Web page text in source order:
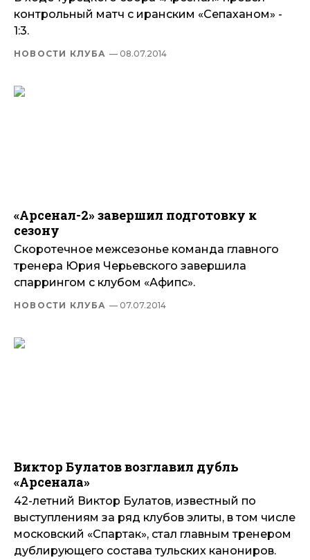
контрольный матч с иранским «Сепаханом» -
1:3.
НОВОСТИ КЛУБА — 08.07.2014
«Арсенал-2» завершил подготовку к
сезону
Скоротечное межсезонье команда главного
тренера Юрия Черьевского завершила
спаррингом с клубом «Афипс».
НОВОСТИ КЛУБА — 07.07.2014
Виктор Булатов возглавил дубль
«Арсенала»
42-летний Виктор Булатов, известный по
выступлениям за ряд клубов элиты, в том числе
московский «Спартак», стал главным тренером
дублирующего состава тульских канониров.